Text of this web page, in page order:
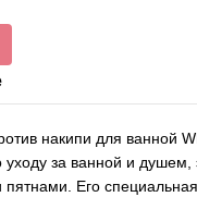
накипи для ванной
уходу за ванной и
Его